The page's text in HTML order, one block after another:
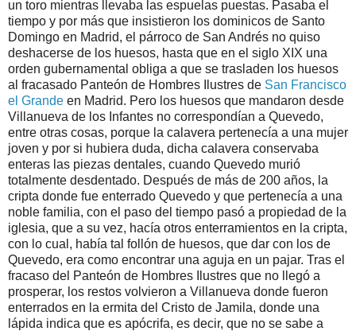
un toro mientras llevaba las espuelas puestas. Pasaba el
tiempo y por más que insistieron los dominicos de Santo
Domingo en Madrid, el párroco de San Andrés no quiso
deshacerse de los huesos, hasta que en el siglo XIX una
orden gubernamental obliga a que se trasladen los huesos
al fracasado Panteón de Hombres Ilustres de San Francisco
el Grande en Madrid. Pero los huesos que mandaron desde
Villanueva de los Infantes no correspondían a Quevedo,
entre otras cosas, porque la calavera pertenecía a una mujer
joven y por si hubiera duda, dicha calavera conservaba
enteras las piezas dentales, cuando Quevedo murió
totalmente desdentado. Después de más de 200 años, la
cripta donde fue enterrado Quevedo y que pertenecía a una
noble familia, con el paso del tiempo pasó a propiedad de la
iglesia, que a su vez, hacía otros enterramientos en la cripta,
con lo cual, había tal follón de huesos, que dar con los de
Quevedo, era como encontrar una aguja en un pajar. Tras el
fracaso del Panteón de Hombres Ilustres que no llegó a
prosperar, los restos volvieron a Villanueva donde fueron
enterrados en la ermita del Cristo de Jamila, donde una
lápida indica que es apócrifa, es decir, que no se sabe a